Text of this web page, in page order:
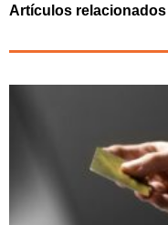
Artículos relacionados